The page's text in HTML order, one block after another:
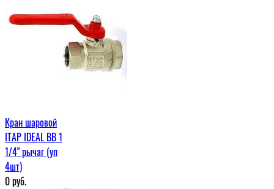
Кран шаровой
ITAP IDEAL ВВ 1
1/4" рычаг (уп
4шт)
0руб.